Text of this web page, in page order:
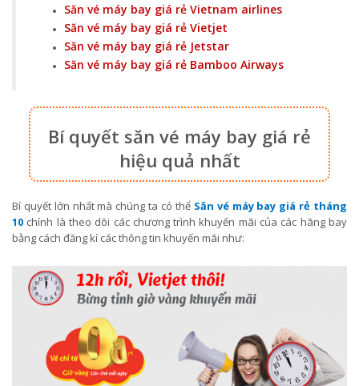
Săn vé máy bay giá rẻ Vietnam airlines
Săn vé máy bay giá rẻ Vietjet
Săn vé máy bay giá rẻ Jetstar
Săn vé máy bay giá rẻ Bamboo Airways
Bí quyết săn vé máy bay giá rẻ
hiệu quả nhất
Bí quyết lớn nhất mà chúng ta có thể Săn vé máy bay giá rẻ tháng
10 chính là theo dõi các chương trình khuyến mãi của các hãng bay
bằng cách đăng kí các thông tin khuyến mãi như: